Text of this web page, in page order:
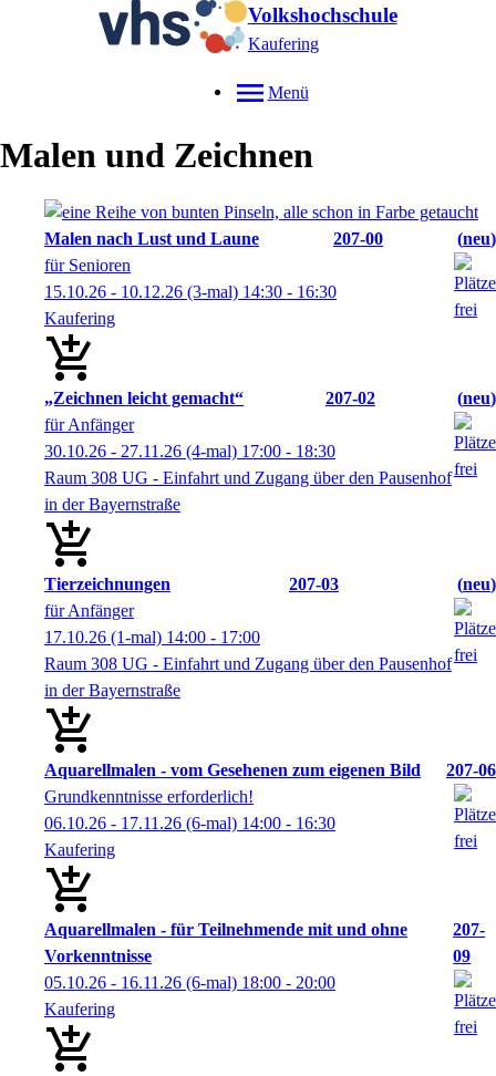
Volkshochschule
Kaufering
Menü
Malen und Zeichnen
Malen nach Lust und Laune 207-00
neu
für Senioren
15.10.26 - 10.12.26 (3-mal) 14:30 - 16:30
Kaufering
„Zeichnen leicht gemacht“ 207-02
neu
für Anfänger
30.10.26 - 27.11.26 (4-mal) 17:00 - 18:30
Raum 308 UG - Einfahrt und Zugang über den Pausenhof
in der Bayernstraße
Tierzeichnungen 207-03
neu
für Anfänger
17.10.26 (1-mal) 14:00 - 17:00
Raum 308 UG - Einfahrt und Zugang über den Pausenhof
in der Bayernstraße
Aquarellmalen - vom Gesehenen zum eigenen Bild
207-06
Grundkenntnisse erforderlich!
06.10.26 - 17.11.26 (6-mal) 14:00 - 16:30
Kaufering
Aquarellmalen - für Teilnehmende mit und ohne
Vorkenntnisse
207-
09
05.10.26 - 16.11.26 (6-mal) 18:00 - 20:00
Kaufering